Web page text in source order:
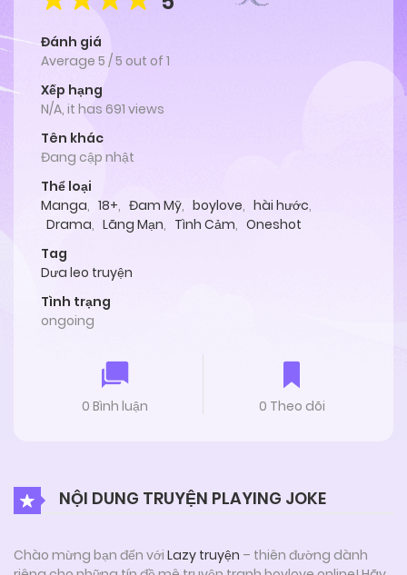
Đánh giá
Average 5 /5 out of 1
Xếp hạng
N/A, it has 691 views
Tên khác
Đang cập nhật
Thể loại
Manga, 18+, Đam Mỹ, boylove, hài hước,
Drama, Lãng Mạn, Tình Cảm, Oneshot
Tag
Dưa leo truyện
Tình trạng
ongoing
0 Bình luận 0 Theo dõi
NỘI DUNG TRUYỆN PLAYING JOKE
Chào mừng bạn đến với Lazy truyện – thiên đường dành